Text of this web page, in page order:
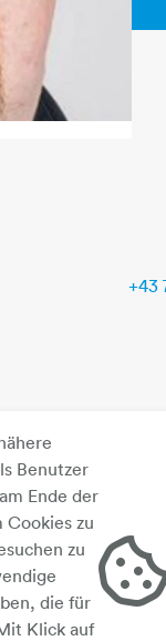
+43
Benutzer
Ende der
Cookies zu
zu
die für
Klick auf